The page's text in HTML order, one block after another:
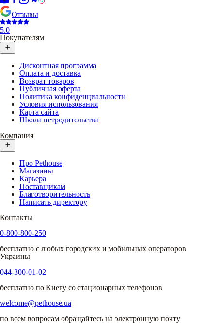
Отзывы
5.0
Покупателям
Дисконтная программа
Оплата и доставка
Возврат товаров
Публичная оферта
Политика конфиденциальности
Условия использования
Карта сайта
Школа петродительства
Компания
Про Pethouse
Магазины
Карьера
Поставщикам
Благотворительность
Написать директору
Контакты
0-800-800-250
бесплатно с любых городских и мобильных операторов
Украины
044-300-01-02
бесплатно по Киеву со стационарных телефонов
welcome@pethouse.ua
по всем вопросам обращайтесь на электронную почту